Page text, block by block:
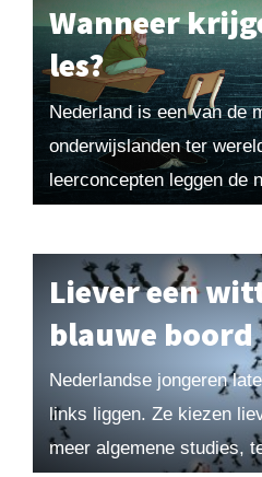
Wanneer
les?
Nederland is een van de
onderwijslanden ter
leerconcepten leggen de
Liever een
blauwe boord
Nederlandse jongeren
links liggen. Ze kiezen
meer algemene studies,